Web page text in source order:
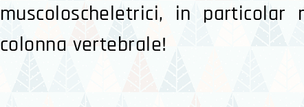
muscoloscheletrici, in
colonna vertebrale!